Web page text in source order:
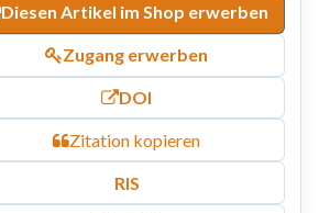
Diesen Artikel im Shop erwerben
Zugang erwerben
DOI
Zitation kopieren
RIS